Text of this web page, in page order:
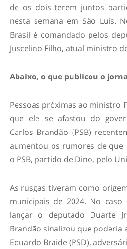
de os dois terem juntos
nesta semana em São Luís.
Brasil é comandado pelos
Juscelino Filho, atual ministro
Abaixo, o que publicou o
Pessoas próximas ao ministro
que ele se afastou do
Carlos Brandão (PSB)
aumentou os rumores de que
o PSB, partido de Dino, pelo
As rusgas tiveram como
municipais de 2024. No
lançar o deputado Duarte
Brandão sinalizou que poderia
Eduardo Braide (PSD),